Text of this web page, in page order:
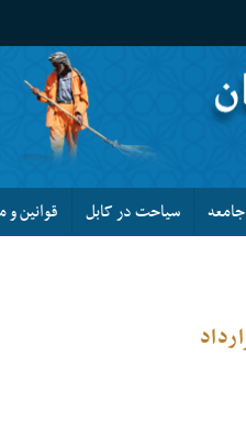
سیاحت در کابل قوانین و